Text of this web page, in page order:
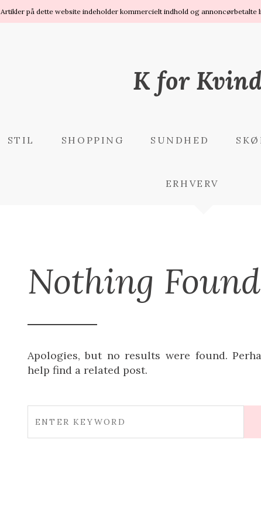
Artikler på dette website indeholder kommercielt indhold og annoncørbetalte
K for
STIL SHOPPING SUNDHED
ERHVERV
Nothing Found
Apologies, but no results were found.
help find a related post.